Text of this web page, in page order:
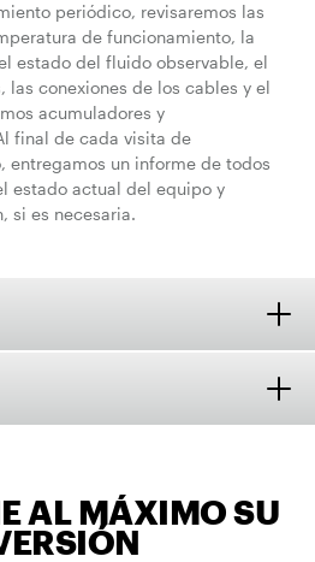
periódico, revisaremos las
de funcionamiento, la
estado del fluido observable, el
las conexiones de los cables y el
acumuladores y
final de cada visita de
entregamos un informe de todos
estado actual del equipo y
si es necesaria.
AL MÁXIMO SU